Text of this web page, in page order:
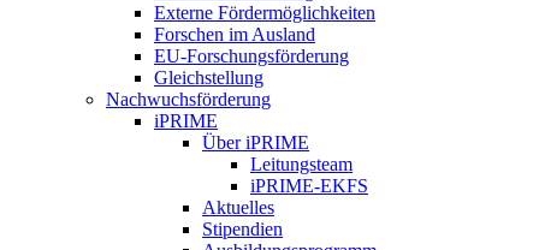
Externe Fördermöglichkeiten
Forschen im Ausland
EU-Forschungsförderung
Gleichstellung
Nachwuchsförderung
iPRIME
Über iPRIME
Leitungsteam
iPRIME-EKFS
Aktuelles
Stipendien